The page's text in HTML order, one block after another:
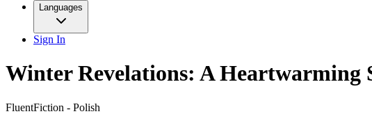
Languages
Sign In
Winter Revelations: A
FluentFiction - Polish